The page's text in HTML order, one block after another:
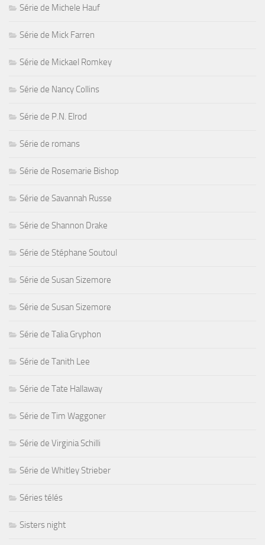
Série de Michele Hauf
Série de Mick Farren
Série de Mickael Romkey
Série de Nancy Collins
Série de P.N. Elrod
Série de romans
Série de Rosemarie Bishop
Série de Savannah Russe
Série de Shannon Drake
Série de Stéphane Soutoul
Série de Susan Sizemore
Série de Susan Sizemore
Série de Talia Gryphon
Série de Tanith Lee
Série de Tate Hallaway
Série de Tim Waggoner
Série de Virginia Schilli
Série de Whitley Strieber
Séries télés
Sisters night